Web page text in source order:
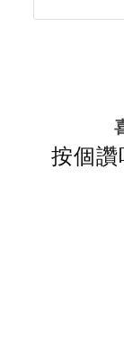
按個讚